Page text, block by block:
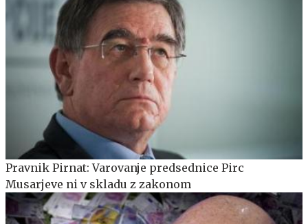
Pravnik Pirnat: Varovanje predsednice Pirc
Musarjeve ni v skladu z zakonom